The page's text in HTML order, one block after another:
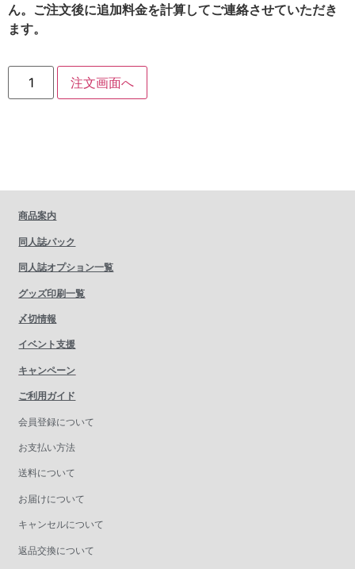
ん。ご注文後に追加料金を計算してご連絡させていただき
ます。
注文画面へ
商品案内
同人誌パック
同人誌オプション一覧
グッズ印刷一覧
〆切情報
イベント支援
キャンペーン
ご利用ガイド
会員登録について
お支払い方法
送料について
お届けについて
キャンセルについて
返品交換について